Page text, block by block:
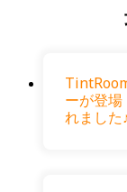
ーが登場
れました